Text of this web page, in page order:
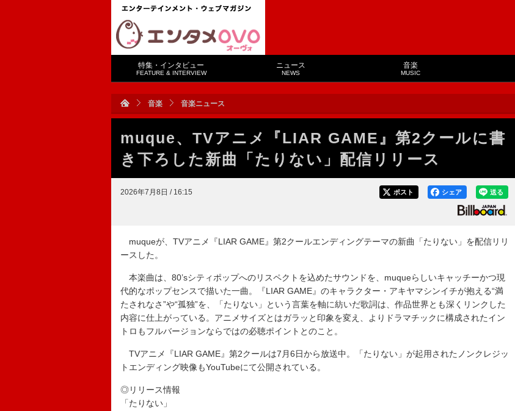
特集・インタビュー
FEATURE & INTERVIEW
ニュース
NEWS
音楽
MUSIC
音楽 音楽ニュース
muque、TVアニメ『LIAR GAME』第2クールに書
き下ろした新曲「たりない」配信リリース
2026年7月8日 / 16:15 送る
シェア
ポスト
muqueが、TVアニメ『LIAR GAME』第2クールエンディングテーマの新曲「たりない」を配信リリ
ースした。
本楽曲は、80’sシティポップへのリスペクトを込めたサウンドを、muqueらしいキャッチーかつ現
代的なポップセンスで描いた一曲。『LIAR GAME』のキャラクター・アキヤマシンイチが抱える“満
たされなさ”や“孤独”を、「たりない」という言葉を軸に紡いだ歌詞は、作品世界とも深くリンクした
内容に仕上がっている。アニメサイズとはガラッと印象を変え、よりドラマチックに構成されたイン
トロもフルバージョンならではの必聴ポイントとのこと。
TVアニメ『LIAR GAME』第2クールは7月6日から放送中。「たりない」が起用されたノンクレジッ
トエンディング映像もYouTubeにて公開されている。
◎リリース情報
「たりない」